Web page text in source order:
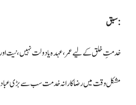
سبق:
خدمتِ خلق کے لیے عمر، عہدہ یا دولت نہیں، نیت
مشکل وقت میں رضاکارانہ خدمت سب سے بڑی